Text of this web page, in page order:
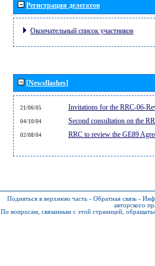
Регистрация делегатов
Окончательный список участников
[Newsflashes]
21/06/05 Invitations for the RRC-06-
04/10/04 Second consultation on the
02/08/04 RRC to review the GE89
Подняться в верхнюю часть - Обратная связь -
авторского
По вопросам, связанным с этой страницей,